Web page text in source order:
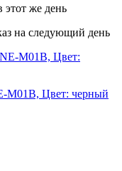
этот же день
на следующий день
M01B, Цвет: черный